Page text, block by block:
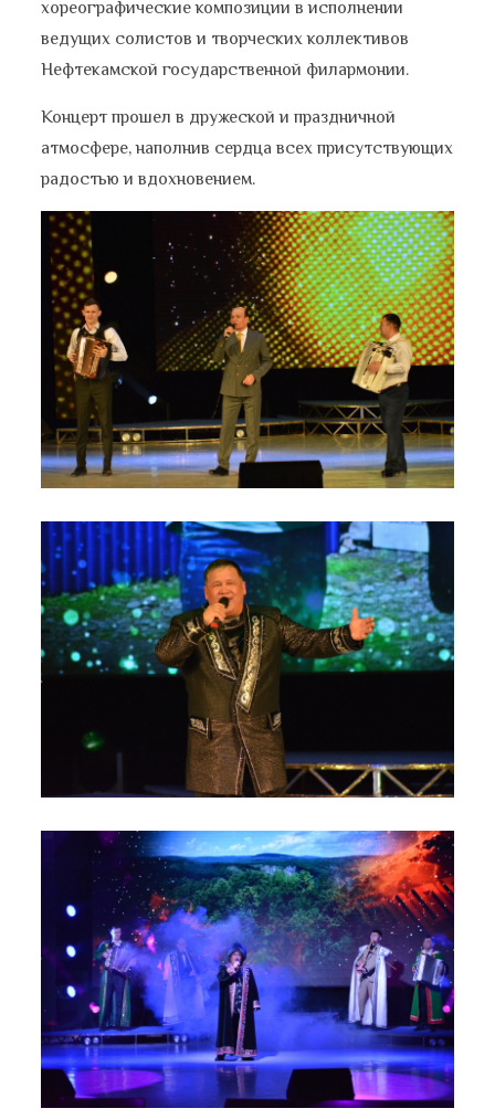
хореографические композиции в исполнении
ведущих солистов и творческих коллективов
Нефтекамской государственной филармонии.
Концерт прошел в дружеской и праздничной
атмосфере, наполнив сердца всех присутствующих
радостью и вдохновением.